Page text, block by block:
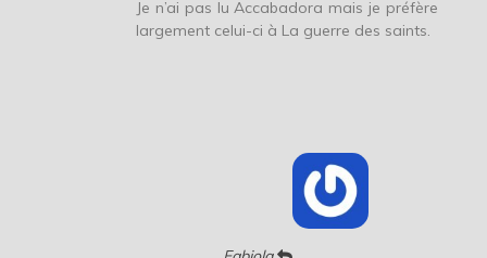
Je n’ai pas lu Accabadora mais je préfère
largement celui-ci à La guerre des saints.